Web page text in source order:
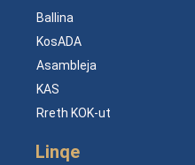
Ballina
KosADA
Asambleja
KAS
Rreth KOK-ut
Linqe